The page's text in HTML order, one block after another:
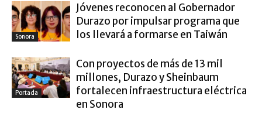
Sonora
Jóvenes reconocen al Gobernador
Durazo por impulsar programa que
los llevará a formarse en Taiwán
Portada
Con proyectos de más de 13 mil
millones, Durazo y Sheinbaum
fortalecen infraestructura eléctrica
en Sonora